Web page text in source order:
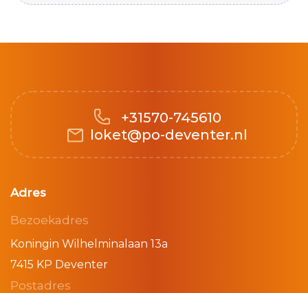
+31570-745610
loket@po-deventer.nl
Adres
Bezoekadres
Koningin Wilhelminalaan 13a
7415 KP Deventer
Postadres